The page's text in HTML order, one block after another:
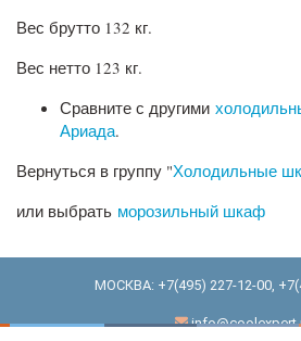
Вес брутто 132 кг.
Вес нетто 123 кг.
Сравните с другими
Ариада.
Вернуться в группу "Холодильные
или выбрать морозильный шкаф
МОСКВА: +7(495) 227-12-00,